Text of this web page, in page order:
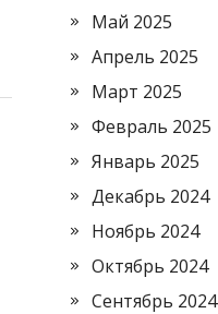
Май 2025
Апрель 2025
Март 2025
Февраль 2025
Январь 2025
Декабрь 2024
Ноябрь 2024
Октябрь 2024
Сентябрь 2024